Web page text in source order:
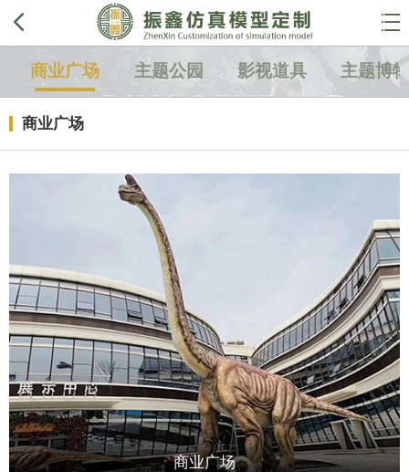
 
商业广场 主题公园 影视道具 主题博
商业广场
商业广场